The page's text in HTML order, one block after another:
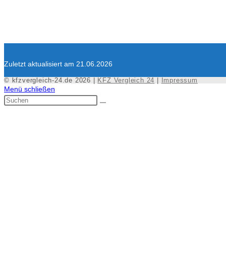
Zuletzt aktualisiert am 21.06.2026
© kfzvergleich-24.de 2026 | KFZ Vergleich 24 Impressum
Menü schließen